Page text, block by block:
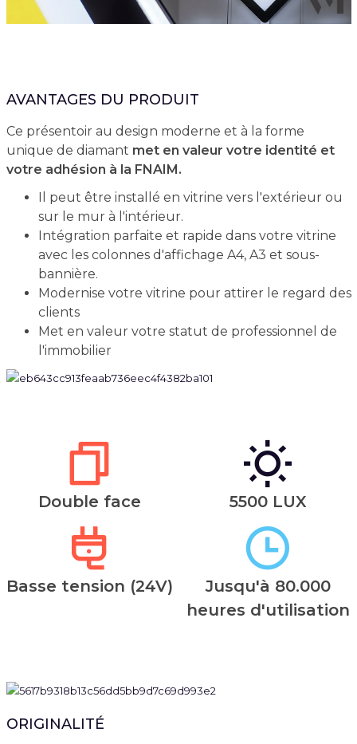
AVANTAGES DU PRODUIT
Ce présentoir au design moderne et à la forme
unique de diamant met en valeur votre identité et
votre adhésion à la FNAIM.
Il peut être installé en vitrine vers l'extérieur ou
sur le mur à l'intérieur.
Intégration parfaite et rapide dans votre vitrine
avec les colonnes d'affichage A4, A3 et sous-
bannière.
Modernise votre vitrine pour attirer le regard des
clients
Met en valeur votre statut de professionnel de
l'immobilier
Double face 5500 LUX
Basse tension (24V)
Jusqu'à 80.000
heures d'utilisation
ORIGINALITÉ